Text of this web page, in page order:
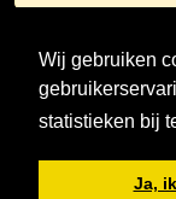
Wij gebruiken
statistieken bij
Ja,